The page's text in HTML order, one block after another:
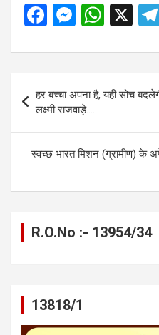
F
ce
o
o
k
M
se
g
er
W
at
s
A
p
p
X
navigation
हर बच्चा अपना है, यही सोच
लक्ष्मी राजवाड़े…..
स्वच्छ भारत मिशन (ग्रामीण) के
R.O.No :- 13954/34
13818/1